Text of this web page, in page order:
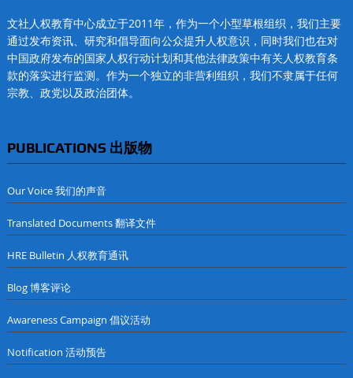
文社人权教育中心成立于2011年，作为一个小型草根组织，我们主要
通过发布资讯、研究和倡导面向公众提升人权意识，同时我们也在对
中国政府发布的国家人权行动计划和其他法律政策中有关人权教育条
款的落实进行监测。作为一个独立的非营利组织，我们不隶属于任何
宗教、政党以及政治团体。
PUBLICATIONS 出版物
Our Voice 我们的声音
Translated Documents 翻译文件
HRE Bulletin 人权教育通讯
Blog 博客评论
Awareness Campaign 倡议活动
Notification 活动预告